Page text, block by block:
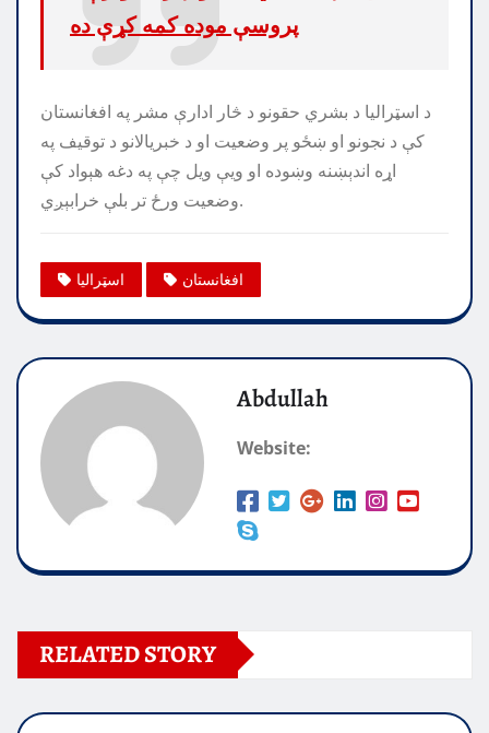
پروسې موده کمه کړې ده
د اسټراليا د بشري حقونو د څار ادارې مشر په افغانستان
کې د نجونو او ښځو پر وضعيت او د خبريالانو د توقيف په
اړه اندېښنه وښوده او ويې ويل چې په دغه هېواد کې
وضعيت ورځ تر بلې خرابېږي.
اسټرالیا افغانستان
Abdullah
Website:
RELATED STORY